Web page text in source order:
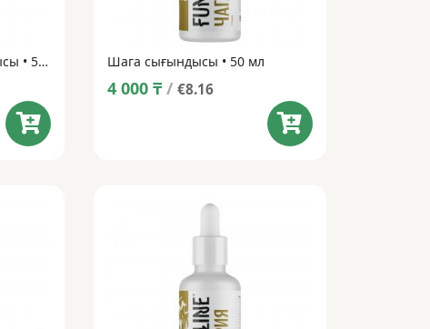
Lion’s mane қос сығындысы • 50 мл Шага сығындысы • 50 мл
4 000 ₸ / €8.16